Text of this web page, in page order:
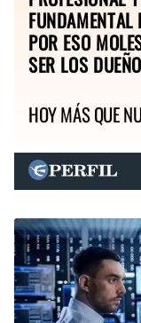
POR ESO
SER LOS
HOY MÁS QUE